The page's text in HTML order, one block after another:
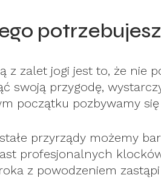
z zalet jogi jest to, że nie
swoją przygodę,
początku pozbywamy
przyrządy możemy
profesjonalnych
z powodzeniem